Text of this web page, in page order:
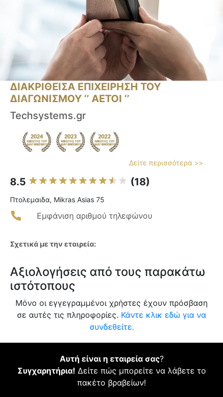
ΔΙΑΚΡΙΘΕΙΣΑ ΕΠΙΧΕΙΡΗΣΗ ΤΟΥ
ΔΙΑΓΩΝΙΣΜΟΥ ‘’ ΑΕΤΟΙ ‘’
Techsystems.gr
Δείτε περισσότερα >>
8.5 (18)
Πτολεμαιδα, Mikras Asias 75
Εμφάνιση αριθμού τηλεφώνου
Σχετικά με την εταιρεία:
Αξιολογήσεις από τους παρακάτω
ιστότοπους
Μόνο οι εγγεγραμμένοι χρήστες έχουν πρόσβαση
σε αυτές τις πληροφορίες. Κάντε κλικ εδώ για να
συνδεθείτε.
Αυτή είναι η εταιρεία σας?
Συγχαρητήρια! Δείτε πώς μπορείτε να λάβετε το
πακέτο βραβείων!